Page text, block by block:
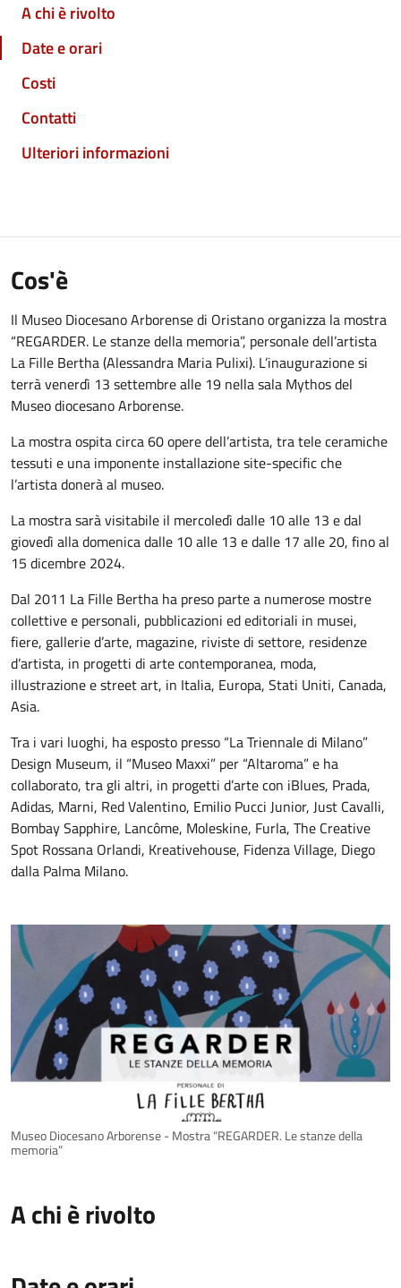
A chi è rivolto
Date e orari
Costi
Contatti
Ulteriori informazioni
Cos'è
Il Museo Diocesano Arborense di Oristano organizza la mostra
“REGARDER. Le stanze della memoria”, personale dell’artista
La Fille Bertha (Alessandra Maria Pulixi). L’inaugurazione si
terrà venerdì 13 settembre alle 19 nella sala Mythos del
Museo diocesano Arborense.
La mostra ospita circa 60 opere dell’artista, tra tele ceramiche
tessuti e una imponente installazione site-specific che
l’artista donerà al museo.
La mostra sarà visitabile il mercoledì dalle 10 alle 13 e dal
giovedì alla domenica dalle 10 alle 13 e dalle 17 alle 20, fino al
15 dicembre 2024.
Dal 2011 La Fille Bertha ha preso parte a numerose mostre
collettive e personali, pubblicazioni ed editoriali in musei,
fiere, gallerie d’arte, magazine, riviste di settore, residenze
d’artista, in progetti di arte contemporanea, moda,
illustrazione e street art, in Italia, Europa, Stati Uniti, Canada,
Asia.
Tra i vari luoghi, ha esposto presso “La Triennale di Milano”
Design Museum, il “Museo Maxxi” per “Altaroma” e ha
collaborato, tra gli altri, in progetti d’arte con iBlues, Prada,
Adidas, Marni, Red Valentino, Emilio Pucci Junior, Just Cavalli,
Bombay Sapphire, Lancôme, Moleskine, Furla, The Creative
Spot Rossana Orlandi, Kreativehouse, Fidenza Village, Diego
dalla Palma Milano.
Museo Diocesano Arborense - Mostra “REGARDER. Le stanze della
memoria”
A chi è rivolto